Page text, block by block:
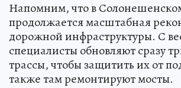
Напомним, что в
продолжается масштабная
дорожной инфраструктуры. С
специалисты обновляют сразу
трассы, чтобы защитить их от
также там ремонтируют мосты.